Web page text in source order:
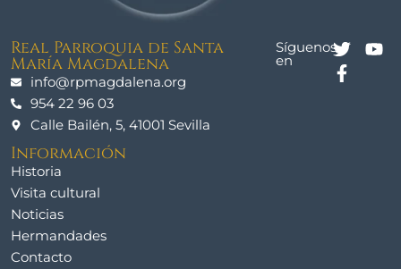
Real Parroquia de Santa
María Magdalena
info@rpmagdalena.org
954 22 96 03
Calle Bailén, 5, 41001 Sevilla
Síguenos
en
Información
Historia
Visita cultural
Noticias
Hermandades
Contacto